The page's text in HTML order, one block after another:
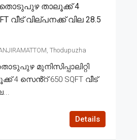
തൊടുപുഴ താലൂക്ക് 4
വീട് വില്പനക്ക് വില 28.5
Thodupuzha
മുനിസിപ്പാലിറ്റി
സെൻ്റ് 650 SQFT വീട്
Details